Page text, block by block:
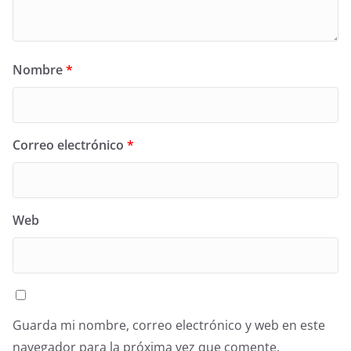
Nombre*
Correo electrónico *
Web
Guarda mi nombre, correo electrónico y web en este
navegador para la próxima vez que comente.